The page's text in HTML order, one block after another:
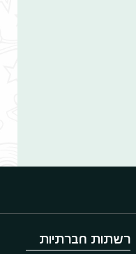
רשתות חברתיות